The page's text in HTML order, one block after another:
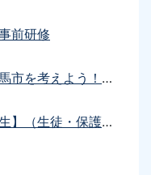
前研修
ワークショップ「これからの美馬市を考えよう！！」
進路講演会【講師：山口和士先生】（生徒・保護者）を実施しました